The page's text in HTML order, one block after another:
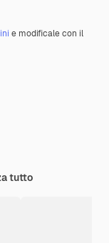
e modificale con il
tutto